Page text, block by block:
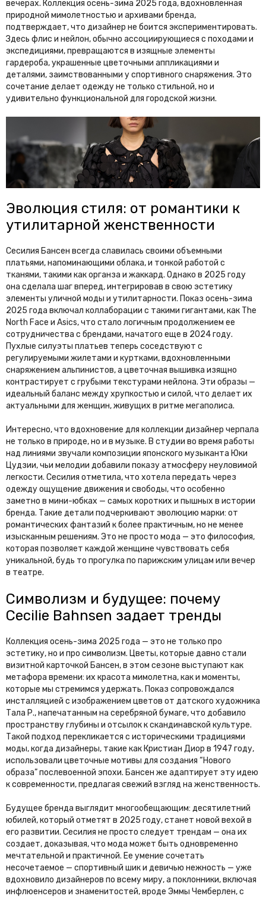
вечерах. Коллекция осень-зима 2025 года, вдохновленная
природной мимолетностью и архивами бренда,
подтверждает, что дизайнер не боится экспериментировать.
Здесь флис и нейлон, обычно ассоциирующиеся с походами и
экспедициями, превращаются в изящные элементы
гардероба, украшенные цветочными аппликациями и
деталями, заимствованными у спортивного снаряжения. Это
сочетание делает одежду не только стильной, но и
удивительно функциональной для городской жизни.
Эволюция стиля: от романтики к
утилитарной женственности
Сесилия Бансен всегда славилась своими объемными
платьями, напоминающими облака, и тонкой работой с
тканями, такими как органза и жаккард. Однако в 2025 году
она сделала шаг вперед, интегрировав в свою эстетику
элементы уличной моды и утилитарности. Показ осень-зима
2025 года включал коллаборации с такими гигантами, как The
North Face и Asics, что стало логичным продолжением ее
сотрудничества с брендами, начатого еще в 2024 году.
Пухлые силуэты платьев теперь соседствуют с
регулируемыми жилетами и куртками, вдохновленными
снаряжением альпинистов, а цветочная вышивка изящно
контрастирует с грубыми текстурами нейлона. Эти образы —
идеальный баланс между хрупкостью и силой, что делает их
актуальными для женщин, живущих в ритме мегаполиса.
Интересно, что вдохновение для коллекции дизайнер черпала
не только в природе, но и в музыке. В студии во время работы
над линиями звучали композиции японского музыканта Юки
Цудзии, чьи мелодии добавили показу атмосферу неуловимой
легкости. Сесилия отметила, что хотела передать через
одежду ощущение движения и свободы, что особенно
заметно в мини-юбках — самых коротких и пышных в истории
бренда. Такие детали подчеркивают эволюцию марки: от
романтических фантазий к более практичным, но не менее
изысканным решениям. Это не просто мода — это философия,
которая позволяет каждой женщине чувствовать себя
уникальной, будь то прогулка по парижским улицам или вечер
в театре.
Символизм и будущее: почему
Cecilie Bahnsen задает тренды
Коллекция осень-зима 2025 года — это не только про
эстетику, но и про символизм. Цветы, которые давно стали
визитной карточкой Бансен, в этом сезоне выступают как
метафора времени: их красота мимолетна, как и моменты,
которые мы стремимся удержать. Показ сопровождался
инсталляцией с изображением цветов от датского художника
Тала Р., напечатанным на серебряной бумаге, что добавило
пространству глубины и отсылок к скандинавской культуре.
Такой подход перекликается с историческими традициями
моды, когда дизайнеры, такие как Кристиан Диор в 1947 году,
использовали цветочные мотивы для создания “Нового
образа” послевоенной эпохи. Бансен же адаптирует эту идею
к современности, предлагая свежий взгляд на женственность.
Будущее бренда выглядит многообещающим: десятилетний
юбилей, который отметят в 2025 году, станет новой вехой в
его развитии. Сесилия не просто следует трендам — она их
создает, доказывая, что мода может быть одновременно
мечтательной и практичной. Ее умение сочетать
несочетаемое — спортивный шик и девичью нежность — уже
вдохновило дизайнеров по всему миру, а поклонники, включая
инфлюенсеров и знаменитостей, вроде Эммы Чемберлен, с